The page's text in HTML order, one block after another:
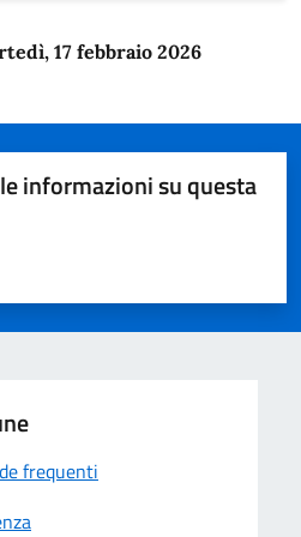
17 febbraio 2026
informazioni su questa
su 5
su 5
5
frequenti